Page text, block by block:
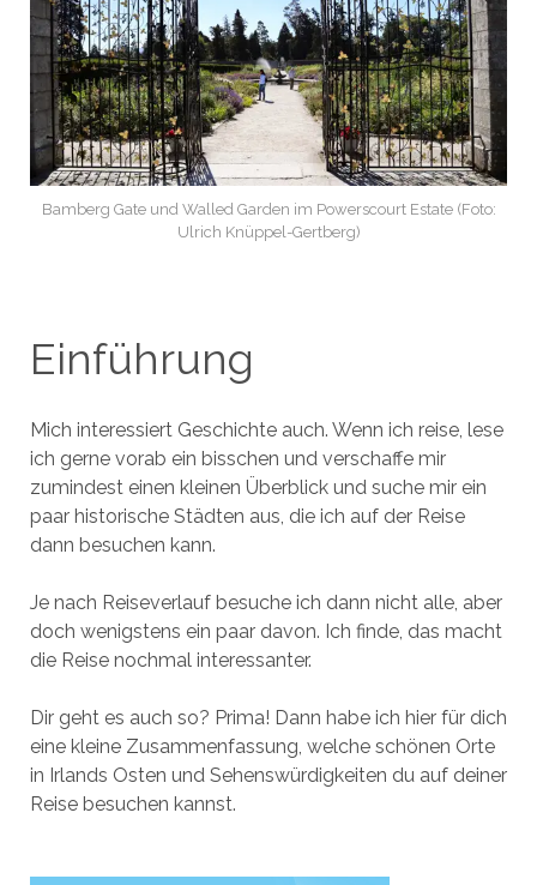
Bamberg Gate und Walled Garden im Powerscourt Estate (Foto:
Ulrich Knüppel-Gertberg)
Einführung
Mich interessiert Geschichte auch. Wenn ich reise, lese
ich gerne vorab ein bisschen und verschaffe mir
zumindest einen kleinen Überblick und suche mir ein
paar historische Städten aus, die ich auf der Reise
dann besuchen kann.
Je nach Reiseverlauf besuche ich dann nicht alle, aber
doch wenigstens ein paar davon. Ich finde, das macht
die Reise nochmal interessanter.
Dir geht es auch so? Prima! Dann habe ich hier für dich
eine kleine Zusammenfassung, welche schönen Orte
in Irlands Osten und Sehenswürdigkeiten du auf deiner
Reise besuchen kannst.